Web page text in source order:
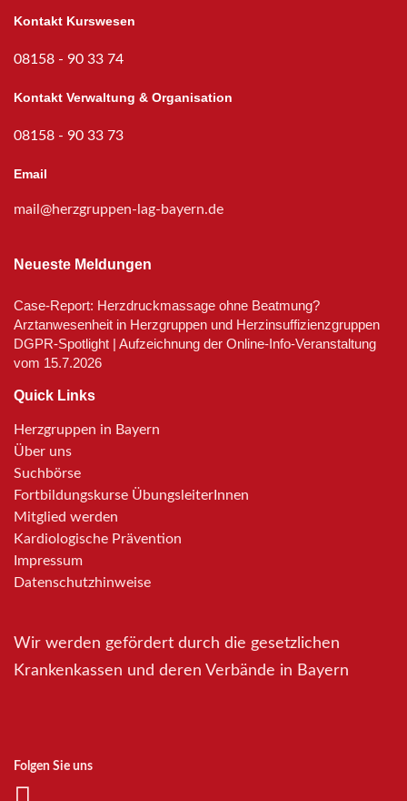
Kontakt Kurswesen
08158 - 90 33 74
Kontakt Verwaltung & Organisation
08158 - 90 33 73
Email
mail@herzgruppen-lag-bayern.de
Neueste Meldungen
Case-Report: Herzdruckmassage ohne Beatmung?
Arztanwesenheit in Herzgruppen und Herzinsuffizienzgruppen
DGPR-Spotlight | Aufzeichnung der Online-Info-Veranstaltung
vom 15.7.2026
Quick Links
Herzgruppen in Bayern
Über uns
Suchbörse
Fortbildungskurse ÜbungsleiterInnen
Mitglied werden
Kardiologische Prävention
Impressum
Datenschutzhinweise
Wir werden gefördert durch die gesetzlichen
Krankenkassen und deren Verbände in Bayern
Folgen Sie uns